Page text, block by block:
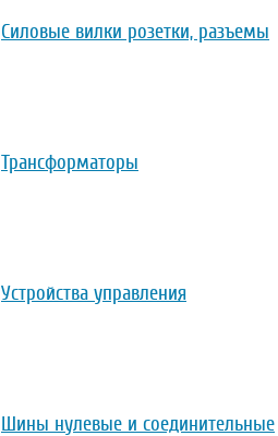
Силовые вилки розетки, разъемы
Трансформаторы
Устройства управления
Шины нулевые и соединительные